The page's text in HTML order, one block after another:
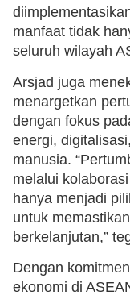
manfaat tidak
seluruh wilayah
Arsjad juga
menargetkan
dengan fokus
energi,
manusia.
melalui
hanya menjadi
untuk
berkelanjutan,”
Dengan
ekonomi di